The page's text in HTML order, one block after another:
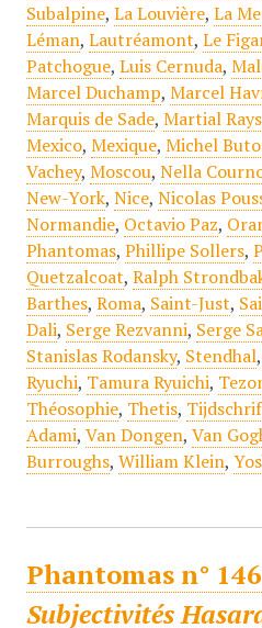
Subalpine, La Louvière, La
Léman, Lautréamont, Le
Patchogue, Luis Cernuda,
Marcel Duchamp, Marcel
Marquis de Sade, Martial
Mexico, Mexique, Michel
Vachey, Moscou, Nella
New-York, Nice, Nicolas
Normandie, Octavio Paz,
Phantomas, Phillipe Sollers,
Quetzalcoat, Ralph
Barthes, Roma, Saint-Just,
Dali, Serge Rezvanni, Serge
Stanislas Rodansky, Stendhal,
Ryuchi, Tamura Ryuichi,
Théosophie, Thetis,
Adami, Van Dongen, Van
Burroughs, William Klein,
Phantomas n°
Subjectivités